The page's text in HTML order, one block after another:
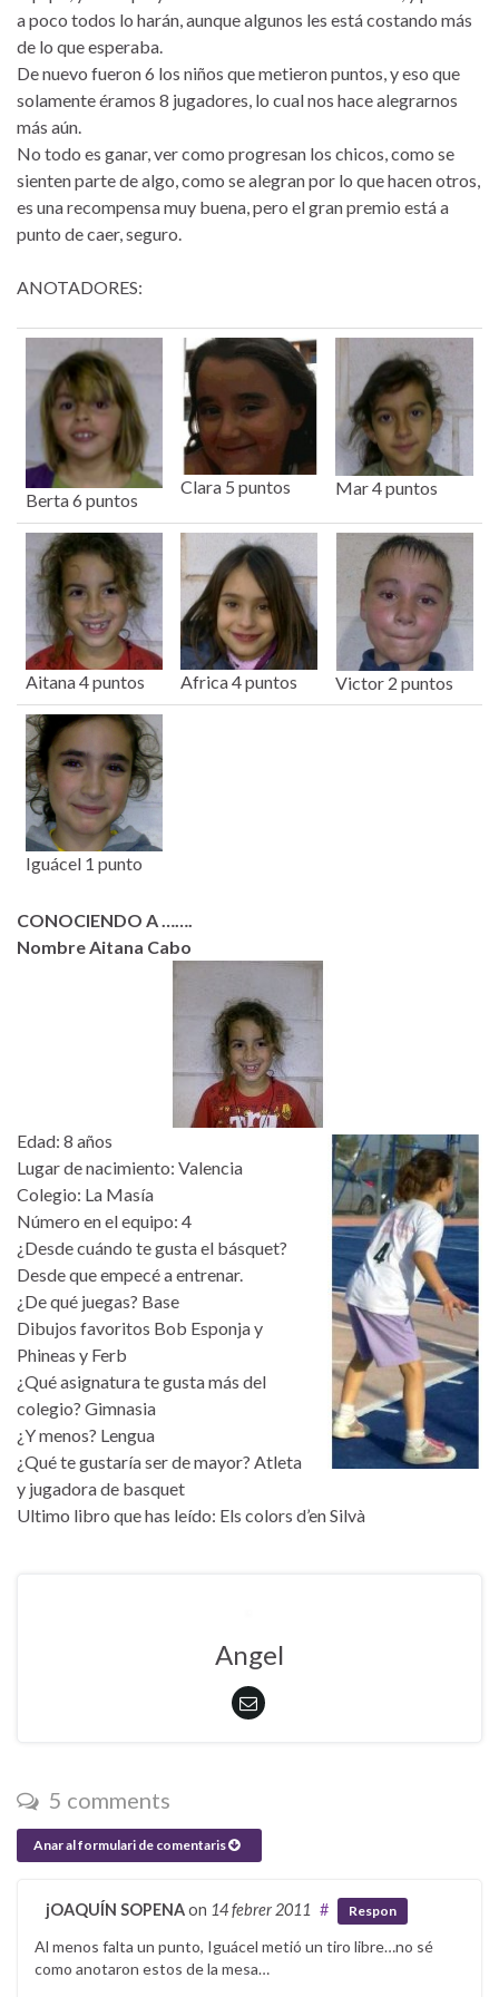
a poco todos lo harán, aunque algunos les está costando más
de lo que esperaba.
De nuevo fueron 6 los niños que metieron puntos, y eso que
solamente éramos 8 jugadores, lo cual nos hace alegrarnos
más aún.
No todo es ganar, ver como progresan los chicos, como se
sienten parte de algo, como se alegran por lo que hacen otros,
es una recompensa muy buena, pero el gran premio está a
punto de caer, seguro.
ANOTADORES:
Berta 6 puntos
Clara 5 puntos Mar 4 puntos
Aitana 4 puntos Africa 4 puntos Victor 2 puntos
Iguácel 1 punto
CONOCIENDO A …….
Nombre Aitana Cabo
Edad: 8 años
Lugar de nacimiento: Valencia
Colegio: La Masía
Número en el equipo: 4
¿Desde cuándo te gusta el básquet?
Desde que empecé a entrenar.
¿De qué juegas? Base
Dibujos favoritos Bob Esponja y
Phineas y Ferb
¿Qué asignatura te gusta más del
colegio? Gimnasia
¿Y menos? Lengua
¿Qué te gustaría ser de mayor? Atleta
y jugadora de basquet
Ultimo libro que has leído: Els colors d’en Silvà
Angel
5 comments
Anar al formulari de comentaris
jOAQUÍN SOPENAon 14 febrer 2011 # Respon
Al menos falta un punto, Iguácel metió un tiro libre…no sé
como anotaron estos de la mesa…